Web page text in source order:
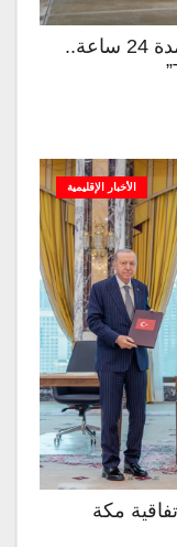
بحمولة طن وقدرة على التحليق لمدة 24 ساعة..
الأخبار الإقليمية
مكة